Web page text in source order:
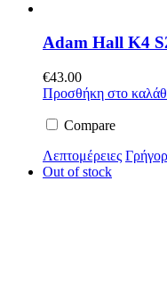
Adam Hall K4
€43.00
Προσθήκη στο
Compare
Λεπτομέρειες
Out of stock